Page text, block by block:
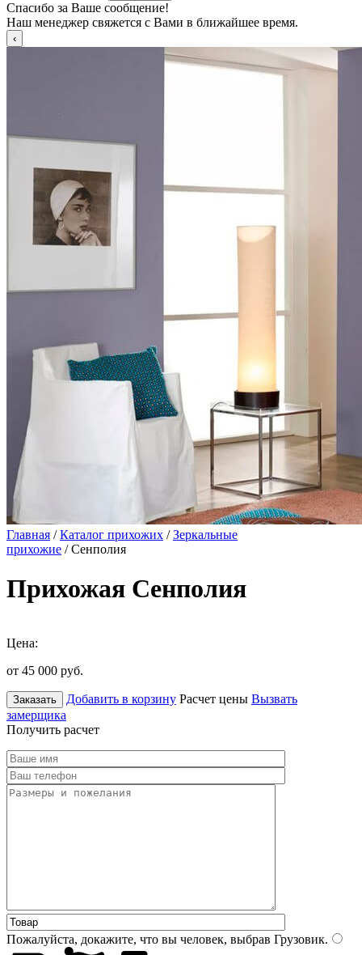
Спасибо за Ваше сообщение!
Наш менеджер свяжется с Вами в ближайшее время.
Главная /Каталог прихожих /Зеркальные
прихожие / Сенполия
Прихожая Сенполия
Цена:
от 45 000 руб.
Заказать Добавить в корзину Расчет цены Вызвать
замерщика
Получить расчет
Пожалуйста, докажите, что вы человек, выбрав Грузовик.